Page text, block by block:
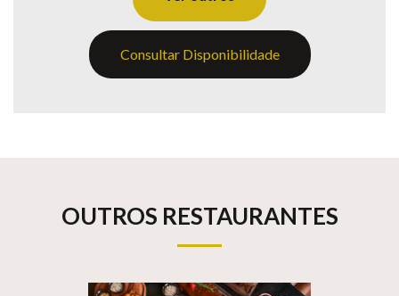
Consultar Disponibilidade
OUTROS RESTAURANTES